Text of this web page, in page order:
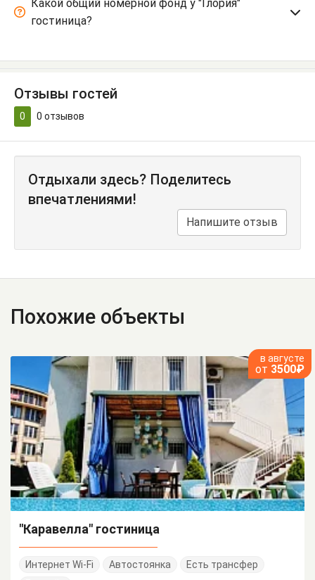
Какой общий номерной фонд у "Глория"
гостиница?
Отзывы гостей
0 0 отзывов
Отдыхали здесь? Поделитесь
впечатлениями!
Напишите отзыв
Похожие объекты
в августе
от 3500₽
"Каравелла" гостиница
Интернет Wi-Fi Автостоянка
Есть трансфер